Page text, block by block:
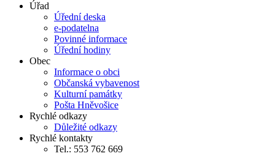
Úřad
Úřední deska
e-podatelna
Povinné informace
Úřední hodiny
Obec
Informace o obci
Občanská vybavenost
Kulturní památky
Pošta Hněvošice
Rychlé odkazy
Důležité odkazy
Rychlé kontakty
Tel.: 553 762 669